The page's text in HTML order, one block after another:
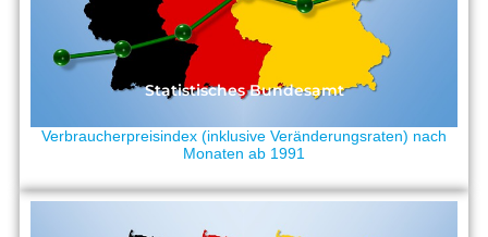
Statistisches Bundesamt
Verbraucherpreisindex (inklusive Veränderungsraten) nach
Monaten ab 1991